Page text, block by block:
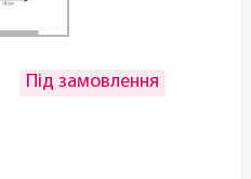
Під замовлення